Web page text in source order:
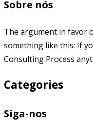
Sobre nós
The argument in favor
something like this: If
Consulting Process
Categories
Siga-nos